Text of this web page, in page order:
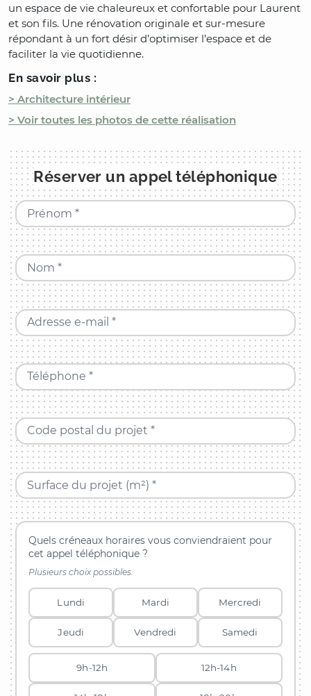
un espace de vie chaleureux et confortable pour Laurent
et son fils. Une rénovation originale et sur-mesure
répondant à un fort désir d’optimiser l’espace et de
faciliter la vie quotidienne.
En savoir plus :
> Architecture intérieur
> Voir toutes les photos de cette réalisation
Réserver un appel téléphonique
Prénom *
Nom *
Adresse e-mail *
Téléphone *
Code postal du projet *
Surface du projet (m²) *
Quels créneaux horaires vous conviendraient pour
cet appel téléphonique ?
Plusieurs choix possibles.
Lundi Mardi Mercredi
Jeudi Vendredi Samedi
9h-12h 12h-14h